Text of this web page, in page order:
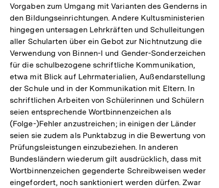
Vorgaben zum Umgang mit Varianten des Genderns in
den Bildungseinrichtungen. Andere Kultusministerien
hingegen untersagen Lehrkräften und Schulleitungen
aller Schularten über ein Gebot zur Nichtnutzung die
Verwendung von Binnen-I und Gender-Sonderzeichen
für die schulbezogene schriftliche Kommunikation,
etwa mit Blick auf Lehrmaterialien, Außendarstellung
der Schule und in der Kommunikation mit Eltern. In
schriftlichen Arbeiten von Schülerinnen und Schülern
seien entsprechende Wortbinnenzeichen als
(Folge-)Fehler anzustreichen; in einigen der Länder
seien sie zudem als Punktabzug in die Bewertung von
Prüfungsleistungen einzubeziehen. In anderen
Bundesländern wiederum gilt ausdrücklich, dass mit
Wortbinnenzeichen gegenderte Schreibweisen weder
eingefordert, noch sanktioniert werden dürfen. Zwar